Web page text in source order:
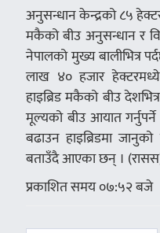
अनुसन्धान केन्द्रको ८५
मकैको बीउ अनुसन्धान र
नेपालको मुख्य बालीभित्र
लाख ४० हजार हेक्टरमध्ये
हाइब्रिड मकैको बीउ
मूल्यको बीउ आयात
बढाउन हाइब्रिडमा
बताउँदै आएका छन् ।
प्रकाशित समय ०७:५२ बजे